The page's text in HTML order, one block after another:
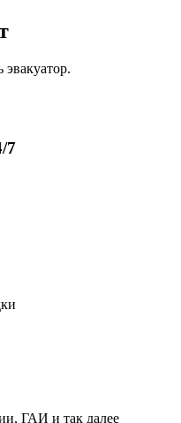
7
ГАИ и так далее